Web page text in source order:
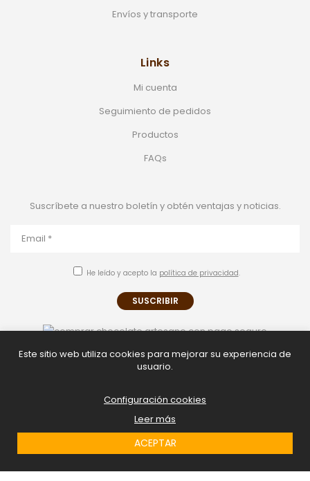
Envíos y transporte
Links
Mi cuenta
Seguimiento de pedidos
Productos
FAQs
Suscríbete a nuestro boletín y obtén ventajas y noticias.
He leído y acepto la política de privacidad.
Copyright © 2023 - Chocolates La Superlativa. Todos los derechos
reservados.
Política de privacidad
Este sitio web utiliza cookies para mejorar su experiencia de
usuario.
Configuración cookies
Leer más
ACEPTAR